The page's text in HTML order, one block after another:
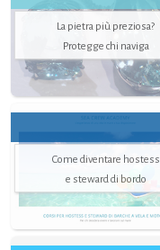
La pietra più preziosa?
Protegge chi naviga
Come diventare hostess
e steward di bordo